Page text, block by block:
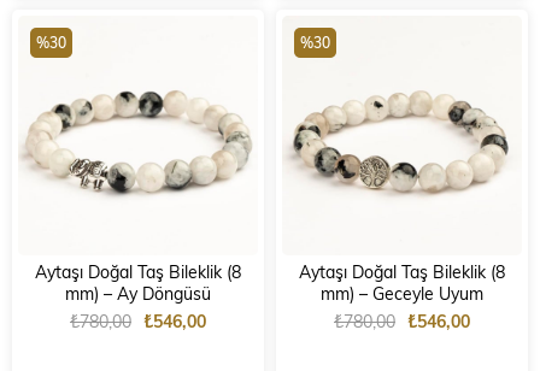
Aytaşı Doğal Taş Bileklik (8
mm) – Ay Döngüsü
₺546,00
₺780,00
%30
Aytaşı Doğal Taş Bileklik (8
mm) – Geceyle Uyum
₺546,00
₺780,00
%30